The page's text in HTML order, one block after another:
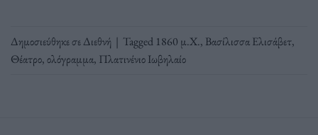
Δημοσιεύθηκε σεΔιεθνή | Tagged 1860 μ.Χ., Βασίλισσα Ελισάβετ,
Θέατρο,ολόγραμμα, Πλατινένιο Ιωβηλαίο